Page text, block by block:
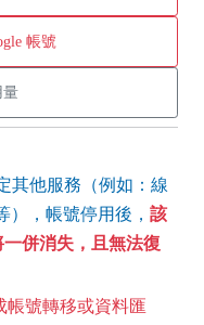
帳號
量
其他服務（例如：線
），帳號停用後， 該
併消失，且無法復
號轉移或資料匯